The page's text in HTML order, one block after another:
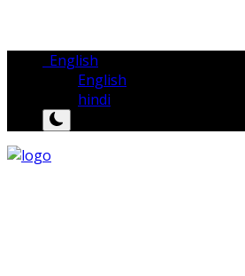
English
English
hindi